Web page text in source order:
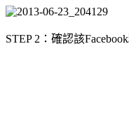
STEP 2：確認該